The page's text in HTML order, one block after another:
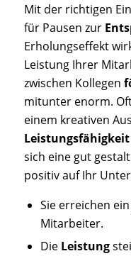
Mit der richtigen
für Pausen zur
Erholungseffekt
Leistung Ihrer
zwischen Kollegen
mitunter enorm.
einem kreativen
Leistungsfähigkeit
sich eine gut
positiv auf Ihr
Sie erreichen ein
Mitarbeiter.
Die Leistung